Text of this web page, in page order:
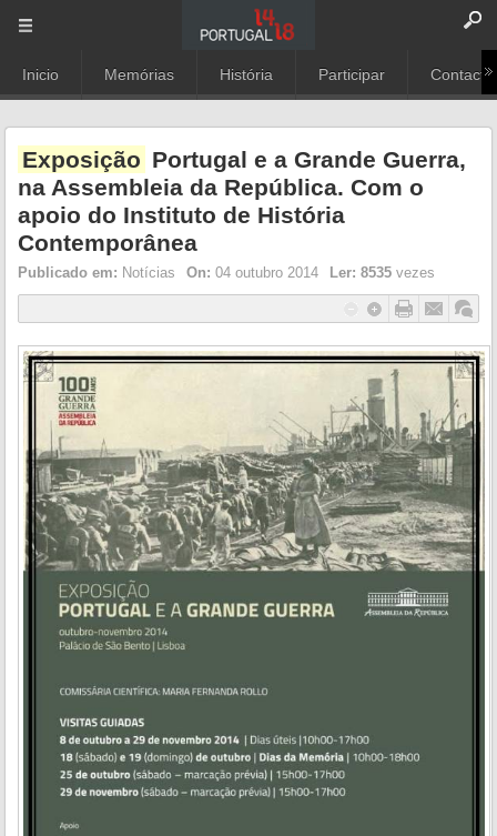
Inicio Memórias História Participar
Exposição Portugal e a Grande Guerra,
na Assembleia da República. Com o
apoio do Instituto de História
Contemporânea
Publicado em: Notícias On: 04 outubro 2014 Ler: 8535 vezes